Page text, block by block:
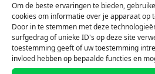
Om de beste ervaringen te bieden,
cookies om informatie over je apparaat op
Door in te stemmen met deze
surfgedrag of unieke ID's op deze site
toestemming geeft of uw toestemming
invloed hebben op bepaalde functies en
Theater in educatie
'Het is mooi